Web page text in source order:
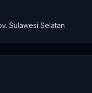
Sulawesi Selatan